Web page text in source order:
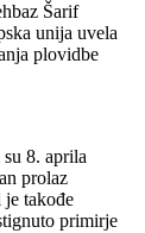
Šarif
unija uvela
plovidbe
8. aprila
prolaz
takođe
primirje